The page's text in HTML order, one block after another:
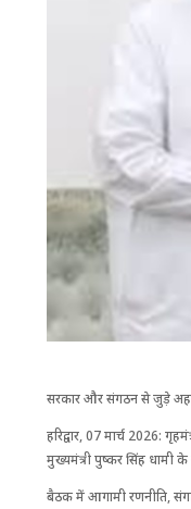
सरकार और संगठन से जुड़े अहम
हरिद्वार, 07 मार्च 2026:
मुख्यमंत्री पुष्कर सिंह धामी के
बैठक में आगामी रणनीति,